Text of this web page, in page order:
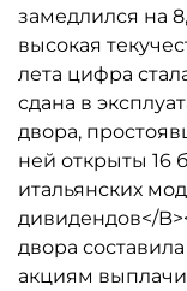
замедлился на
высокая
лета цифра
сдана в
двора,
ней открыты 16
итальянских
дивидендов</
двора
акциям